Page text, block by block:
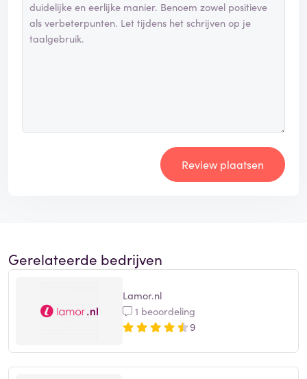
Review plaatsen
Gerelateerde bedrijven
Lamor.nl
1 beoordeling
9